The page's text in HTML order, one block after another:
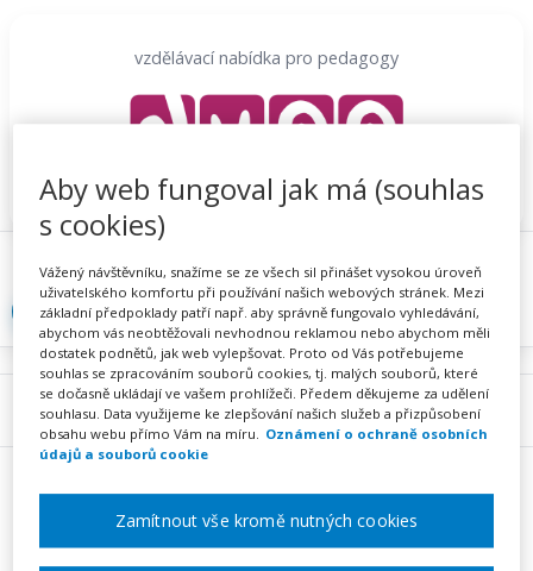
vzdělávací nabídka pro pedagogy
Proč se registrovat Hlídací sojka
Registrace
Přihlásit
Menu
Aby web fungoval jak má (souhlas
s cookies)
Vážený návštěvníku, snažíme se ze všech sil přinášet vysokou úroveň
uživatelského komfortu při používání našich webových stránek. Mezi
základní předpoklady patří např. aby správně fungovalo vyhledávání,
abychom vás neobtěžovali nevhodnou reklamou nebo abychom měli
dostatek podnětů, jak web vylepšovat. Proto od Vás potřebujeme
souhlas se zpracováním souborů cookies, tj. malých souborů, které
se dočasně ukládají ve vašem prohlížeči. Předem děkujeme za udělení
souhlasu. Data využijeme ke zlepšování našich služeb a přizpůsobení
obsahu webu přímo Vám na míru. Oznámení o ochraně osobních
údajů a souborů cookie
Zamítnout vše kromě nutných cookies